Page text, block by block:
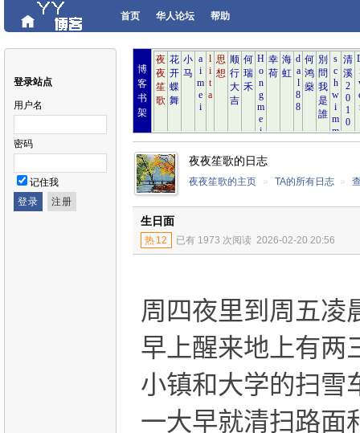
首页 华人论坛 帮助
登录站点
用户名
密码
记住我
博
客
书
架
夜夜笙歌的日志
夜夜笙歌的主页 » TA的所有日志 »
生日面
热 12 已有 1973 次阅读 2026-02-20 20:56
周四夜里到周五凌
早上醒来地上有两
小镇和大学的扫雪
一大早就清扫路面